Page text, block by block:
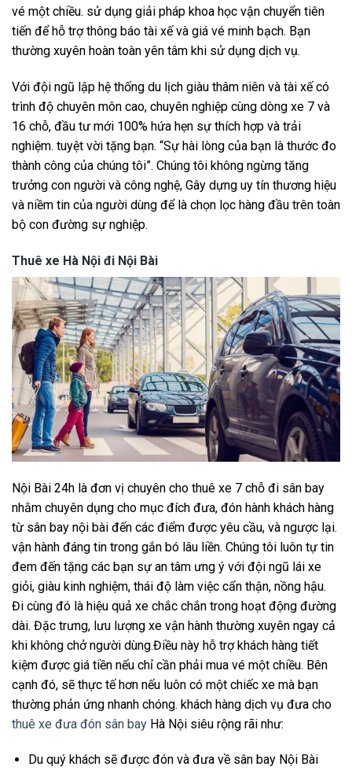
vé một chiều. sử dụng giải pháp khoa học vận chuyển tiên
tiến để hỗ trợ thông báo tài xế và giá vé minh bạch. Bạn
thường xuyên hoàn toàn yên tâm khi sử dụng dịch vụ.
Với đội ngũ lập hệ thống du lịch giàu thâm niên và tài xế có
trình độ chuyên môn cao, chuyên nghiệp cùng dòng xe 7 và
16 chỗ, đầu tư mới 100% hứa hẹn sự thích hợp và trải
nghiệm. tuyệt vời tặng bạn. “Sự hài lòng của bạn là thước đo
thành công của chúng tôi”. Chúng tôi không ngừng tăng
trưởng con người và công nghệ, Gây dựng uy tín thương hiệu
và niềm tin của người dùng để là chọn lọc hàng đầu trên toàn
bộ con đường sự nghiệp.
Thuê xe Hà Nội đi Nội Bài
Nội Bài 24h là đơn vị chuyên cho thuê xe 7 chỗ đi sân bay
nhằm chuyên dụng cho mục đích đưa, đón hành khách hàng
từ sân bay nội bài đến các điểm được yêu cầu, và ngược lại.
vận hành đáng tin trong gắn bó lâu liền. Chúng tôi luôn tự tin
đem đến tặng các bạn sự an tâm ưng ý với đội ngũ lái xe
giỏi, giàu kinh nghiệm, thái độ làm việc cẩn thận, nồng hậu.
Đi cùng đó là hiệu quả xe chắc chắn trong hoạt động đường
dài. Đặc trưng, lưu lượng xe vận hành thường xuyên ngay cả
khi không chở người dùng.Điều này hỗ trợ khách hàng tiết
kiệm được giá tiền nếu chỉ cần phải mua vé một chiều. Bên
cạnh đó, sẽ thực tế hơn nếu luôn có một chiếc xe mà bạn
thường phản ứng nhanh chóng. khách hàng dịch vụ đưa cho
thuê xe đưa đón sân bay Hà Nội siêu rộng rãi như:
Du quý khách sẽ được đón và đưa về sân bay Nội Bài